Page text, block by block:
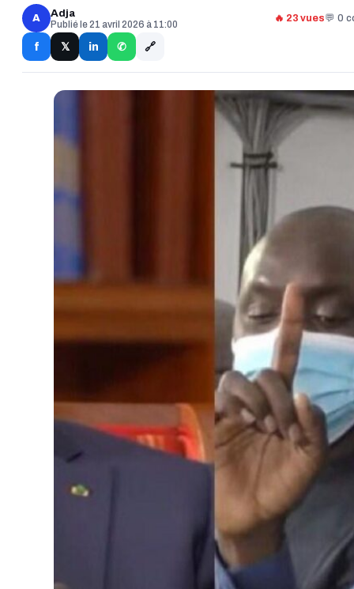
A Adja
Publié le 21 avril 2026 à 11:00
🔥 23 vues💬 0
f 𝕏 in ✆ 🔗